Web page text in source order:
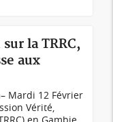
la TRRC,
aux
Mardi 12 Février
Vérité,